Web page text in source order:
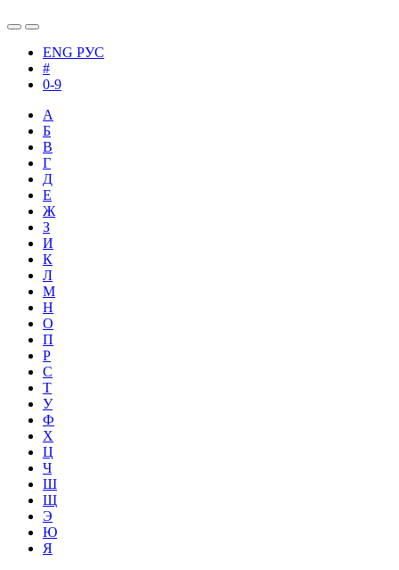
ENG РУС
#
0-9
А
Б
В
Г
Д
Е
Ж
З
И
К
Л
М
Н
О
П
Р
С
Т
У
Ф
Х
Ц
Ч
Ш
Щ
Э
Ю
Я